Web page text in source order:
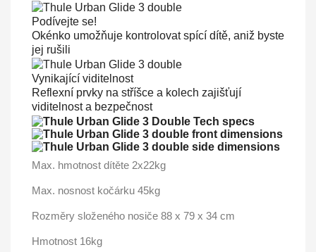
Podívejte se!
Okénko umožňuje kontrolovat spící dítě, aniž byste
jej rušili
Vynikající viditelnost
Reflexní prvky na stříšce a kolech zajišťují
viditelnost a bezpečnost
Max. hmotnost dítěte 2x22kg
Max. nosnost kočárku 45kg
Rozměry složeného nosiče 88 x 79 x 34 cm
Hmotnost 16kg